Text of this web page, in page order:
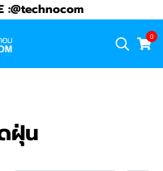
:@technocom
0
ฝุ่น